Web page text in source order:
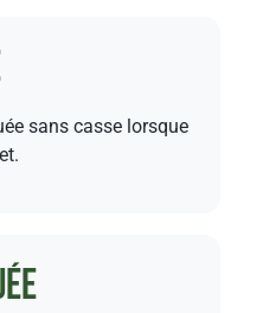
sans casse lorsque